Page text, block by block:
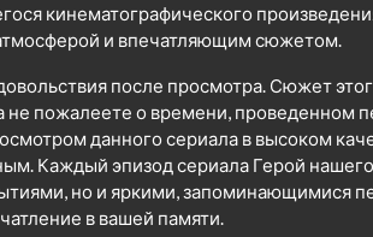
кинематографического
и впечатляющим сюжетом.
после просмотра. Сюжет
не пожалеете о времени, проведенном
данного сериала в высоком
Каждый эпизод сериала Герой
но и яркими, запоминающимися
в вашей памяти.